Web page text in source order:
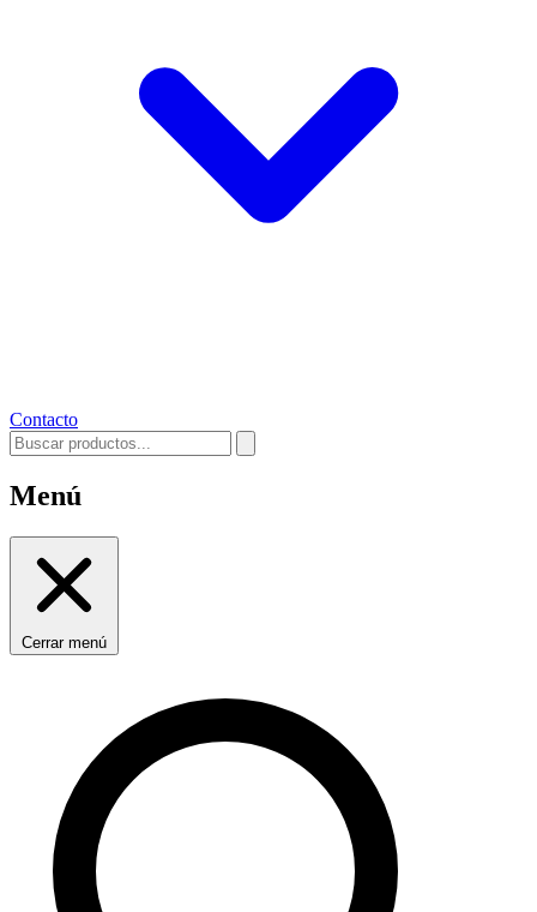
Contacto
Menú
Cerrar menú